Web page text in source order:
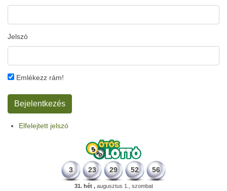
Jelszó
Emlékezz rám!
Elfelejtett jelszó
3 23 29 52 56
31. hét ,augusztus 1., szombat